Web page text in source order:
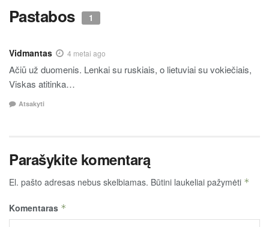
Pastabos 1
Vidmantas 4 metai ago
Ačiū už duomenis. Lenkai su ruskiais, o lietuviai su vokiečiais,
Viskas atitinka…
Atsakyti
Parašykite komentarą
El. pašto adresas nebus skelbiamas. Būtini laukeliai pažymėti *
Komentaras *